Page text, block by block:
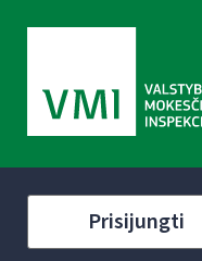
Prisijungti